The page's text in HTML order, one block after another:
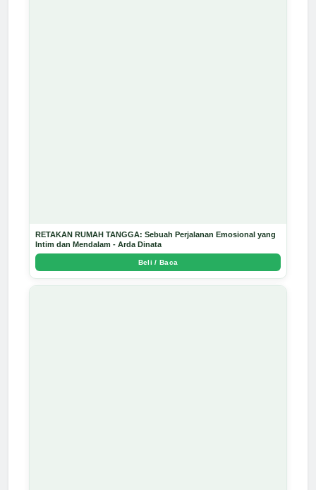
RETAKAN RUMAH TANGGA: Sebuah Perjalanan Emosional yang
Intim dan Mendalam - Arda Dinata
Beli / Baca